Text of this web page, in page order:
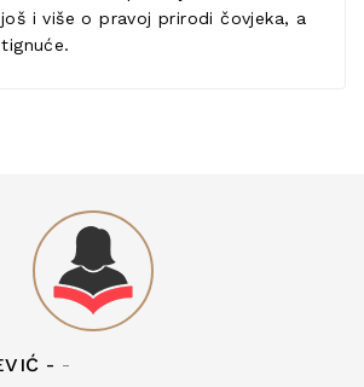
i više o pravoj prirodi čovjeka, a
- -